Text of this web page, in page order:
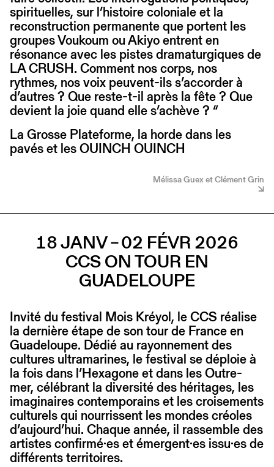
spirituelles, sur l’histoire coloniale et la
reconstruction permanente que portent les
groupes Voukoum ou Akiyo entrent en
résonance avec les pistes dramaturgiques de
LA CRUSH. Comment nos corps, nos
rythmes, nos voix peuvent-ils s’accorder à
d’autres ? Que reste-t-il après la fête ? Que
devient la joie quand elle s’achève ? “
La Grosse Plateforme, la horde dans les
pavés et les OUINCH OUINCH
Mélissa Guex et Clément Grin
18 JANV – 02 FÉVR 2026
CCS ON TOUR EN
GUADELOUPE
Invité du festival Mois Kréyol, le CCS réalise
la dernière étape de son tour de France en
Guadeloupe. Dédié au rayonnement des
cultures ultramarines, le festival se déploie à
la fois dans l’Hexagone et dans les Outre-
mer, célébrant la diversité des héritages, les
imaginaires contemporains et les croisements
culturels qui nourrissent les mondes créoles
d’aujourd’hui. Chaque année, il rassemble des
artistes confirmé·es et émergent·es issu·es de
différents territoires.